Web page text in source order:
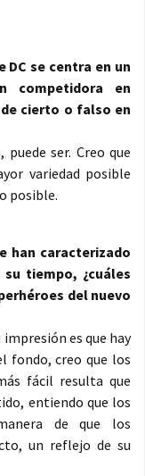
DC se centra en un
competidora en
cierto o falso en
ser. Creo que
variedad posible
posible.
han caracterizado
tiempo, ¿cuáles
del nuevo
es que hay
fondo, creo que los
fácil resulta que
entiendo que los
de que los
un reflejo de su